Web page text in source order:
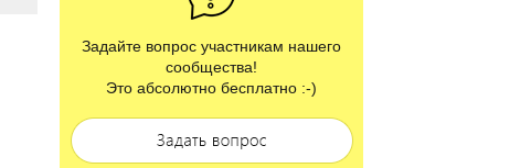
Задайте вопрос участникам нашего
сообщества!
Это абсолютно бесплатно :-)